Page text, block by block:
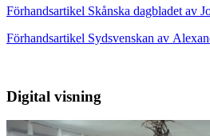
Förhandsartikel Skånska dagbladet av
Förhandsartikel Sydsvenskan av
Digital visning